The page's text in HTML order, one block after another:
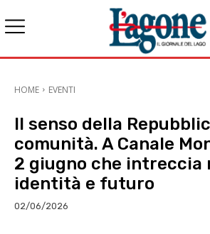
HOME EVENTI
Il senso della
comunità. A Canale
2 giugno che intreccia
identità e futuro
02/06/2026